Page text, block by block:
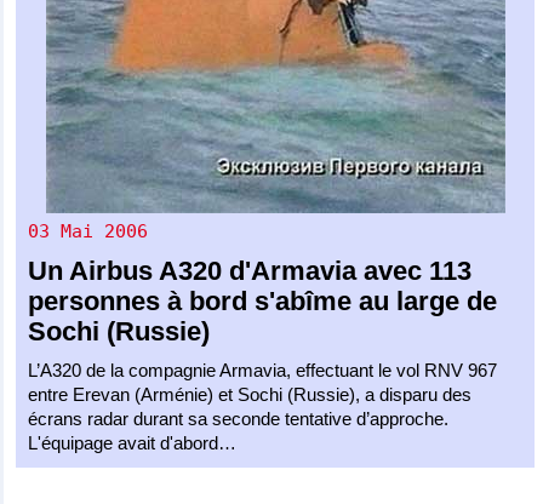
03 Mai 2006
UnAirbus A320 d'Armaviaavec 113
personnes à bord s'abîme au large de
Sochi (Russie)
L’A320 de la compagnie Armavia, effectuant le vol RNV 967
entre Erevan (Arménie) et Sochi (Russie), a disparu des
écrans radar durant sa seconde tentative d’approche.
L'équipage avait d'abord…